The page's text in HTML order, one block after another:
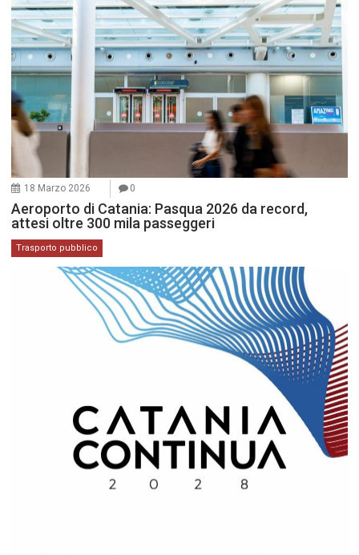
18 Marzo 2026 0
Aeroporto di Catania: Pasqua 2026 da record,
attesi oltre 300 mila passeggeri
Trasporto pubblico